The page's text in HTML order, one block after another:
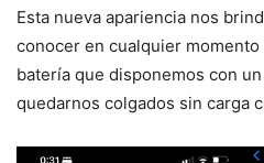
Esta nueva apariencia nos
conocer en cualquier
batería que disponemos con
quedarnos colgados sin carga